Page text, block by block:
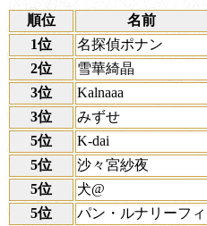
順位
名前
1位
名探偵ポナン
2位
雪華綺晶
3位
Kalnaaa
3位
みずせ
5位
K-dai
5位
沙々宮紗夜
5位
犬@
5位
パン・ルナリーフィ